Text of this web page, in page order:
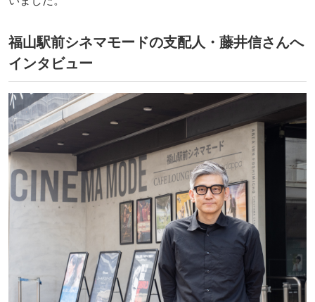
福山駅前シネマモードの支配人・藤井信さんへ
インタビュー